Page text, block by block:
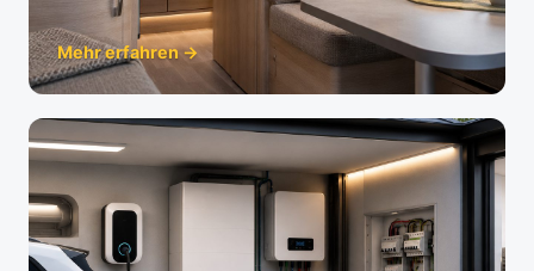
Mehr erfahren →